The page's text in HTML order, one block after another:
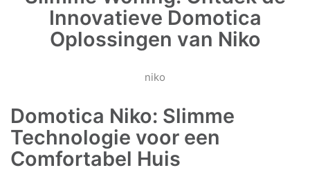
Innovatieve Domotica
Oplossingen van Niko
niko
Domotica Niko: Slimme
Technologie voor een
Comfortabel Huis